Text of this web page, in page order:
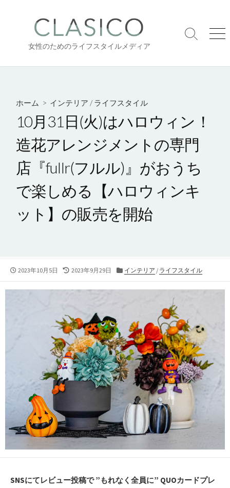
へ
女性のためのライフスタイルメディア
検
り
メ
ー
ホーム > インテリア /ライフスタイル
10月31日(火)はハロウィン！
造花アレンジメントの専門
店『fullr(フルル)』がおうち
で楽しめる【ハロウィンキ
ット】の販売を開始
公
日
2023年10月5日
最
更
2023年9月29日
カ
ゴ
インテリア / ライフスタイル
SNSにてレビュー投稿で ”もれなく全員に” QUOカードプレ